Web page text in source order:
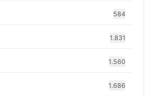
584
1.831
1.560
1.686